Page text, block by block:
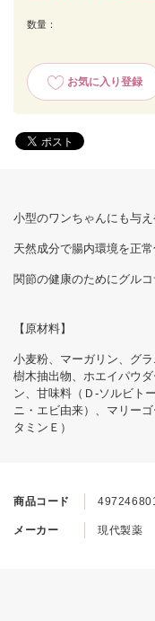
数量：
お気に入り登録
商品コード
メーカー 現代製薬
小型のワンちゃんにも与
天然成分で腸内環境を正
関節の健康のためにグル
【原材料】
小麦粉、マーガリン、グ
樹木抽出物、ホエイパウ
ン、甘味料（Ｄ-ソルビト
ニ・エビ由来）、マリー
タミンＥ）